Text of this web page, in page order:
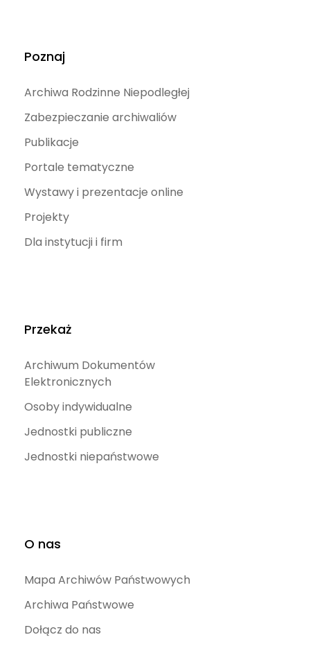
Poznaj
Archiwa Rodzinne Niepodległej
Zabezpieczanie archiwaliów
Publikacje
Portale tematyczne
Wystawy i prezentacje online
Projekty
Dla instytucji i firm
Przekaż
Archiwum Dokumentów
Elektronicznych
Osoby indywidualne
Jednostki publiczne
Jednostki niepaństwowe
O nas
Mapa Archiwów Państwowych
Archiwa Państwowe
Dołącz do nas